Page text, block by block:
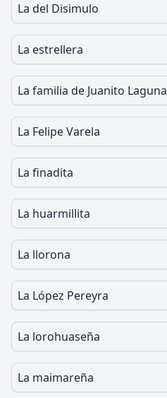
La del Disimulo
La estrellera
La familia de Juanito Laguna
La Felipe Varela
La finadita
La huarmillita
La llorona
La López Pereyra
La lorohuaseña
La maimareña